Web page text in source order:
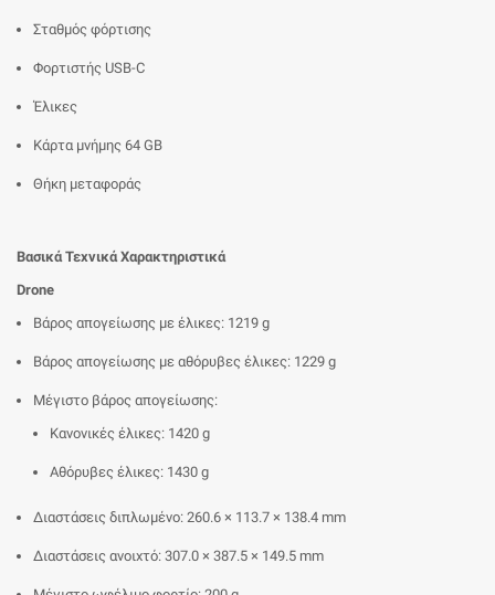
Σταθμός φόρτισης
Φορτιστής USB-C
Έλικες
Κάρτα μνήμης 64 GB
Θήκη μεταφοράς
Βασικά Τεχνικά Χαρακτηριστικά
Drone
Βάρος απογείωσης με έλικες: 1219 g
Βάρος απογείωσης με αθόρυβες έλικες: 1229 g
Μέγιστο βάρος απογείωσης:
Κανονικές έλικες: 1420 g
Αθόρυβες έλικες: 1430 g
Διαστάσεις διπλωμένο: 260.6 × 113.7 × 138.4 mm
Διαστάσεις ανοιχτό: 307.0 × 387.5 × 149.5 mm